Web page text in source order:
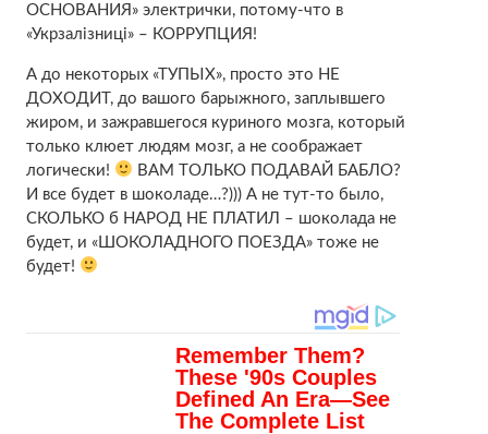
ОСНОВАНИЯ» электрички, потому-что в
«Укрзалізниці» – КОРРУПЦИЯ!
А до некоторых «ТУПЫХ», просто это НЕ
ДОХОДИТ, до вашого барыжного, заплывшего
жиром, и зажравшегося куриного мозга, который
только клюет людям мозг, а не соображает
логически!
ВАМ ТОЛЬКО ПОДАВАЙ БАБЛО?
И все будет в шоколаде…?))) А не тут-то было,
СКОЛЬКО б НАРОД НЕ ПЛАТИЛ – шоколада не
будет, и «ШОКОЛАДНОГО ПОЕЗДА» тоже не
будет!